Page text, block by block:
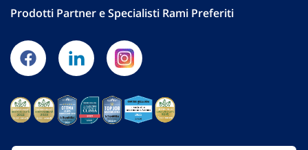
Prodotti Partner e Specialisti Rami Preferiti